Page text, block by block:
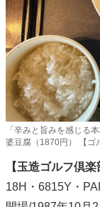
「辛みと旨みを感じる
婆豆腐（1870円） 【ゴ
【玉造ゴルフ倶
18H・6815Y・